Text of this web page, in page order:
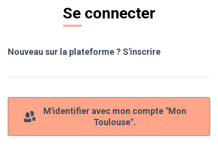
Se connecter
Nouveau sur la plateforme ? S'inscrire
M'identifier avec mon compte "Mon
Toulouse".